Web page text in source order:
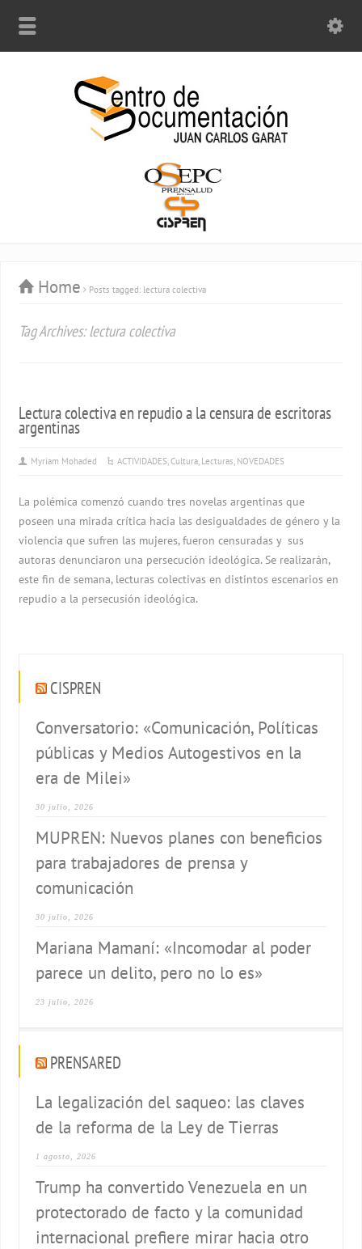
Home Posts tagged: lectura colectiva
Tag Archives: lectura colectiva
Lectura colectiva en repudio a la censura de escritoras
argentinas
Myriam Mohaded ACTIVIDADES,Cultura, Lecturas, NOVEDADES
La polémica comenzó cuando tres novelas argentinas que
poseen una mirada crítica hacia las desigualdades de género y la
violencia que sufren las mujeres, fueron censuradas y sus
autoras denunciaron una persecución ideológica. Se realizarán,
este fin de semana, lecturas colectivas en distintos escenarios en
repudio a la persecusión ideológica.
CISPREN
Conversatorio: «Comunicación, Políticas
públicas y Medios Autogestivos en la
era de Milei»
30 julio, 2026
MUPREN: Nuevos planes con beneficios
para trabajadores de prensa y
comunicación
30 julio, 2026
Mariana Mamaní: «Incomodar al poder
parece un delito, pero no lo es»
23 julio, 2026
PRENSARED
La legalización del saqueo: las claves
de la reforma de la Ley de Tierras
1 agosto, 2026
Trump ha convertido Venezuela en un
protectorado de facto y la comunidad
internacional prefiere mirar hacia otro